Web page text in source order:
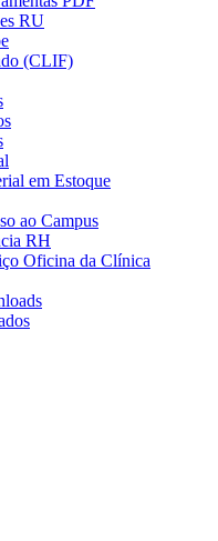
RU
(CLIF)
em Estoque
ao Campus
RH
Oficina da Clínica